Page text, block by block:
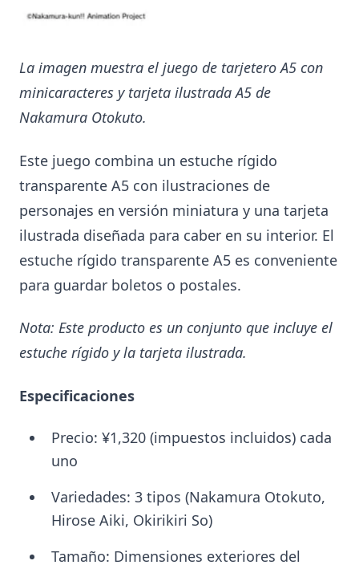
La imagen muestra el juego de tarjetero A5 con
minicaracteres y tarjeta ilustrada A5 de
Nakamura Otokuto.
Este juego combina un estuche rígido
transparente A5 con ilustraciones de
personajes en versión miniatura y una tarjeta
ilustrada diseñada para caber en su interior. El
estuche rígido transparente A5 es conveniente
para guardar boletos o postales.
Nota: Este producto es un conjunto que incluye el
estuche rígido y la tarjeta ilustrada.
Especificaciones
Precio: ¥1,320 (impuestos incluidos) cada
uno
Variedades: 3 tipos (Nakamura Otokuto,
Hirose Aiki, Okirikiri So)
Tamaño: Dimensiones exteriores del